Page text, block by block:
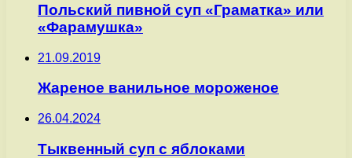
Польский пивной суп «Граматка» или
«Фарамушка»
21.09.2019
Жареное ванильное мороженое
26.04.2024
Тыквенный суп с яблоками